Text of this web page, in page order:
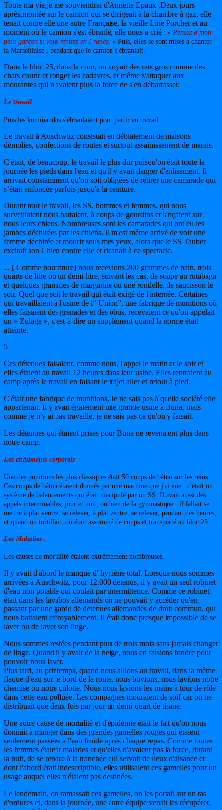
Toute ma vie,je me souviendrai d'Annette Epaux .Deux jours
après,montée sur le camion qui se dirigeait à la chambre à gaz, elle
tenait contre elle une autre Française, la vieille Line Porcher et au
moment où le camion s'est ébranlé, elle nous a crié : « Pensez à mon
petit garçon si vous rentrez en France. » Puis, elles se sont mises à chanter
la Marseillaise , pendant que le camion s'ébranlait.
Dans le bloc 25, dans la cour, on voyait des rats gros comme des
chats courir et ronger les cadavres, et même s'attaquer aux
mourantes qui n'avaient plus la force de s'en débarrasser.
Le travail :
Puis les kommandos s'ébranlaient pour partir au travail.
Le travail à Auschwitz consistait en déblaiement de maisons
démolies, confections de routes et surtout assainissement de marais.
C'était, de beaucoup, le travail le plus dur puisqu'on était toute la
journée les pieds dans l'eau et qu'il y avait danger d'enlisement. Il
arrivait constamment qu'on soit obligées de retirer une camarade qui
s’était enfoncée parfois jusqu'à la ceinture.
Durant tout le travail, les SS, hommes et femmes, qui nous
surveillaient nous battaient, à coups de gourdins et lançaient sur
nous leurs chiens. Nombreuses sont les camarades qui ont eu les
jambes déchirées par les chiens. Il m'est même arrivé de voir une
femme déchirée et mourir sous mes yeux, alors que le SS Tauber
excitait son Chien contre elle et ricanait à ce spectacle.
... [ Comme nourriture] nous recevions 200 grammes de pain, trois
quarts de litre ou un demi-litre, suivant les cas, de soupe au rutabaga
et quelques grammes de margarine ou une rondelle. de saucisson le
soir. Quel que soit le travail qui était exigé de l'internée. Certaines
qui travaillaient à l'usine de l“ Union”, une fabrique de munitions où
elles faisaient des grenades et des obus, recevaient ce qu'on appelait
un « Zulage », c'est-à-dire un supplément quand la norme était
atteinte.
5
Ces détenues faisaient, comme nous, l'appel le matin et le soir et
elles étaient au travail 12 heures dans leur usine. Elles rentraient au
camp après le travail en faisant le trajet aller et retour à pied.
C'était une fabrique de munitions. Je ne sais pas à quelle société elle
appartenait. Il y avait également une grande usine à Buna, mais
comme je n'y ai pas travaillé, je ne sais pas ce qu'on y faisait.
Les détenues qui étaient prises pour Buna ne revenaient plus dans
notre camp.
Les châtiments corporels
Une des punitions les plus classiques était 50 coups de bâton sur les reins.
Ces coups de bâton étaient donnés par une machine que j'ai vue : c'était un
système de balancements qui était manipulé par un SS. Il avait aussi des
appels interminables, jour et nuit, ou bien de la gymnastique : il fallait se
mettre à plat ventre, se relever, à plat ventre, se relever, pendant des heures,
et quand on tortillait, on était assommé de coups et transporté au bloc 25.
Les Maladies :
Les causes de mortalité étaient extrêmement nombreuses.
Il y avait d'abord le manque d' hygiène total. Lorsque nous sommes
arrivées à Auschwitz, pour 12.000 détenus, il y avait un seul robinet
d'eau non potable qui coulait par intermittence. Comme ce robinet
était dans les lavabos allemands on ne pouvait y accéder qu'en
passant par une garde de détenues allemandes de droit commun, qui
nous battaient effroyablement. Il était donc presque impossible de se
laver ou de laver son linge.
Nous sommes restées pendant plus de trois mois sans jamais changer
de linge. Quand il y avait de la neige, nous en faisions fondre pour
pouvoir nous laver.
Plus tard, au printemps, quand nous allions au travail, dans la même
flaque d'eau sur le bord de la route, nous buvions, nous lavions notre
chemise ou notre culotte. Nous nous lavions les mains à tour de rôle
dans cette eau polluée. Les compagnes mouraient de soif car on ne
distribuait que deux fois par jour un demi-quart de tisane.
Une autre cause de mortalité et d'épidémie était le fait qu'on nous
donnait à manger dans des grandes gamelles rouges qui étaient
seulement passées à l'eau froide après chaque repas. Comme toutes
les femmes étaient malades et qu'elles n'avaient pas la force, durant
la nuit, de se rendre à la tranchée qui servait de lieux d'aisance et
dont l'abord était indescriptible, elles utilisaient ces gamelles pour un
usage auquel elles n'étaient pas destinées.
Le lendemain, on ramassait ces gamelles, on les portait sur un tas
d'ordures et, dans la journée, une autre équipe venait les récupérer,